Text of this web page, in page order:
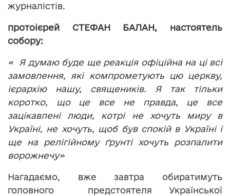
журналістів.
протоієрей СТЕФАН БАЛАН, настоятель
собору:
« Я думаю буде ще реакція офіційна на ці всі
замовлення, які компрометують цю церкву,
ієрархію нашу, священиків. Я так тільки
коротко, що це все не правда, це все
зацікавлені люди, котрі не хочуть миру в
Україні, не хочуть, щоб був спокій в Україні і
ще на релігійному ґрунті хочуть розпалити
ворожнечу»
Нагадаємо, вже завтра обиратимуть
головного предстоятеля Української